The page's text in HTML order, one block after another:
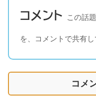
コメント この話
を、コメントで共有
コメ